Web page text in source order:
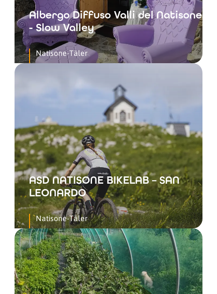
Albergo Diffuso Valli del Natisone
- Slow Valley
Natisone-Täler
ASD NATISONE BIKELAB – SAN
LEONARDO
Natisone-Täler